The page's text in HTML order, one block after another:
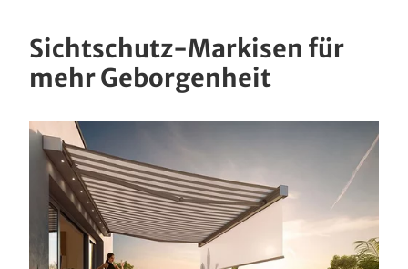
Sichtschutz-Markisen für
mehr Geborgenheit